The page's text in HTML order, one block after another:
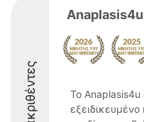
Διακριθέντες
Anaplasis4u
Το Anaplasis4u
εξειδικευμένο